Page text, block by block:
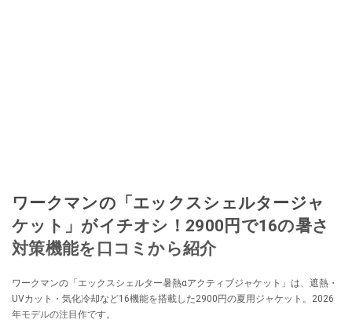
ワークマンの「エックスシェルタージャ
ケット」がイチオシ！2900円で16の暑さ
対策機能を口コミから紹介
ワークマンの「エックスシェルター暑熱αアクティブジャケット」は、遮熱・
UVカット・気化冷却など16機能を搭載した2900円の夏用ジャケット。2026
年モデルの注目作です。